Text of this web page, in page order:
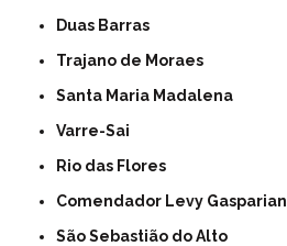
Duas Barras
Trajano de Moraes
Santa Maria Madalena
Varre-Sai
Rio das Flores
Comendador Levy Gasparian
São Sebastião do Alto